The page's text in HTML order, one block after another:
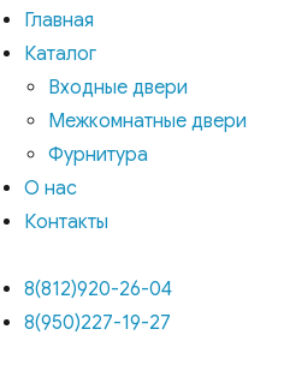
Главная
Каталог
Входные двери
Межкомнатные двери
Фурнитура
О нас
Контакты
8(812)920-26-04
8(950)227-19-27